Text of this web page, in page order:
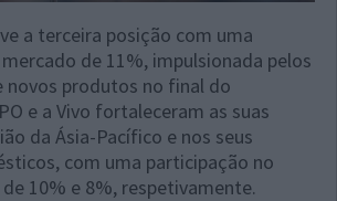
a terceira posição com uma
de 11%, impulsionada pelos
novos produtos no final do
e a Vivo fortaleceram as suas
da Ásia-Pacífico e nos seus
com uma participação no
10% e 8%, respetivamente.